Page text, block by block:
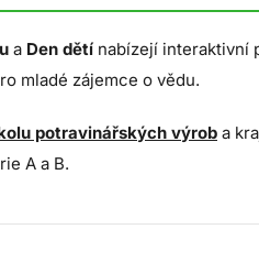
a Den dětí nabízejí interaktivní
mladé zájemce o vědu.
potravinářských výrob a
A a B.